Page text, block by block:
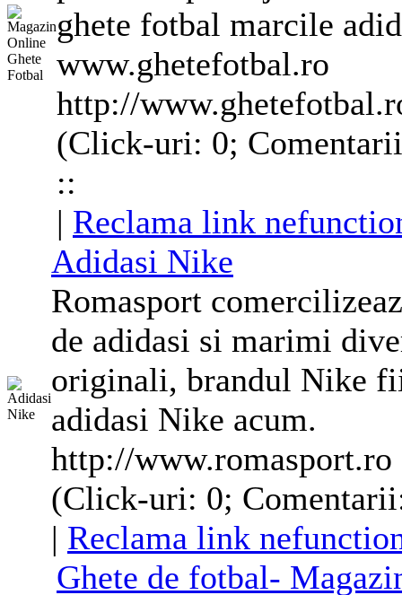
ghete fotbal marcile
www.ghetefotbal.ro
http://
(Click-uri: 0;
::
| Reclama link
Adidasi Nike
Romasport
de adidasi si marimi
originali, brandul Nike
adidasi Nike acum.
http://www.romasport.ro
(Click-uri: 0;
| Reclama link
Ghete de fotbal-